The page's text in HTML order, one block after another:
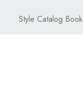
Style Catalog